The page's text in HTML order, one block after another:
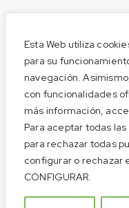
Esta Web utiliza
para su
navegación.
con funcionalidades
más información,
Para aceptar todas las
para rechazar todas
configurar o rechazar
CONFIGURAR.
Condiciones de
Privacidad
Cookies
Pago seguro